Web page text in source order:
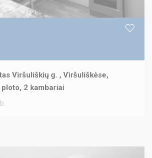
Viršuliškių g. , Viršuliškėse,
2 kambariai